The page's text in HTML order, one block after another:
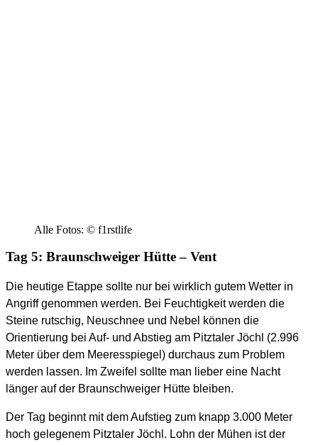
Alle Fotos: © f1rstlife
Tag 5: Braunschweiger Hütte – Vent
Die heutige Etappe sollte nur bei wirklich gutem Wetter in
Angriff genommen werden. Bei Feuchtigkeit werden die
Steine rutschig, Neuschnee und Nebel können die
Orientierung bei Auf- und Abstieg am Pitztaler Jöchl (2.996
Meter über dem Meeresspiegel) durchaus zum Problem
werden lassen. Im Zweifel sollte man lieber eine Nacht
länger auf der Braunschweiger Hütte bleiben.
Der Tag beginnt mit dem Aufstieg zum knapp 3.000 Meter
hoch gelegenem Pitztaler Jöchl. Lohn der Mühen ist der